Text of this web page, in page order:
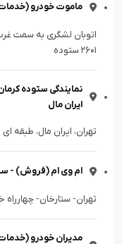
ماموت خودرو
اتوبان لشگری به سمت
۲۶۰۱ ستوده
نمایندگی ستوده
ایران مال
تهران، ایران مال، طبقه ای G1، نمایندگی کرمان موتور کد 1772
ام وی ام (فروش) -
تهران- ستارخان- چهارراه
مدیران خودرو